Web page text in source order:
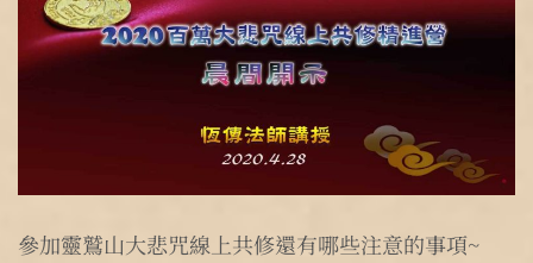
參加靈鷲山大悲咒線上共修還有哪些注意的事項~